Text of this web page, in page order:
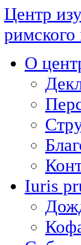
Центр
римского
О
Iuris